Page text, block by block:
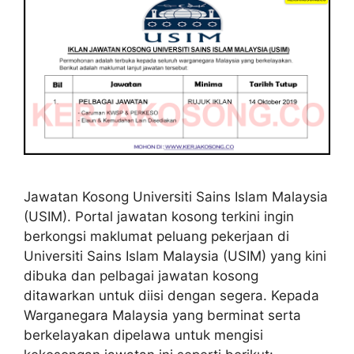
Jawatan Kosong Universiti Sains Islam Malaysia
(USIM). Portal jawatan kosong terkini ingin
berkongsi maklumat peluang pekerjaan di
Universiti Sains Islam Malaysia (USIM) yang kini
dibuka dan pelbagai jawatan kosong
ditawarkan untuk diisi dengan segera. Kepada
Warganegara Malaysia yang berminat serta
berkelayakan dipelawa untuk mengisi